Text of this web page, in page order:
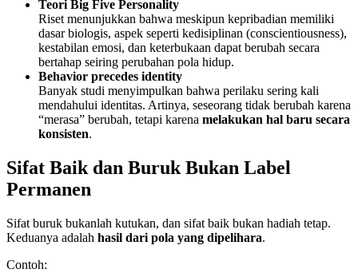
Teori Big Five Personality
Riset menunjukkan bahwa meskipun kepribadian memiliki
dasar biologis, aspek seperti kedisiplinan (conscientiousness),
kestabilan emosi, dan keterbukaan dapat berubah secara
bertahap seiring perubahan pola hidup.
Behavior precedes identity
Banyak studi menyimpulkan bahwa perilaku sering kali
mendahului identitas. Artinya, seseorang tidak berubah karena
“merasa” berubah, tetapi karena melakukan hal baru secara
konsisten.
Sifat Baik dan Buruk Bukan Label
Permanen
Sifat buruk bukanlah kutukan, dan sifat baik bukan hadiah tetap.
Keduanya adalah hasil dari pola yang dipelihara.
Contoh: